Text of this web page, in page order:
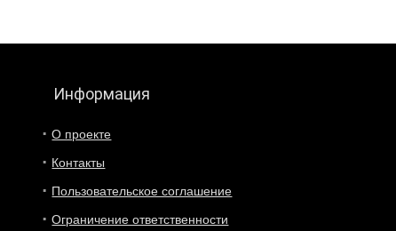
Информация
О проекте
Контакты
Пользовательское соглашение
Ограничение ответственности